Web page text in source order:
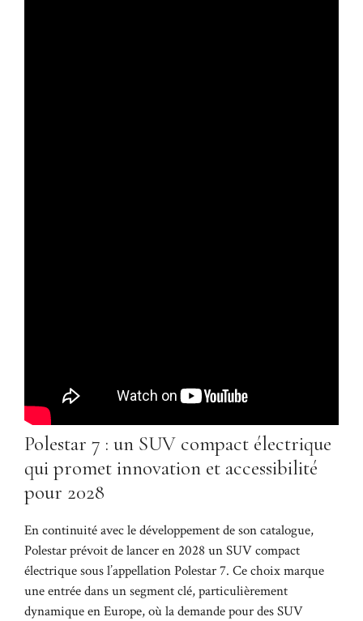
Polestar 7 : un SUV compact électrique
qui promet innovation et accessibilité
pour 2028
En continuité avec le développement de son catalogue,
Polestar prévoit de lancer en 2028 un SUV compact
électrique sous l’appellation Polestar 7. Ce choix marque
une entrée dans un segment clé, particulièrement
dynamique en Europe, où la demande pour des SUV